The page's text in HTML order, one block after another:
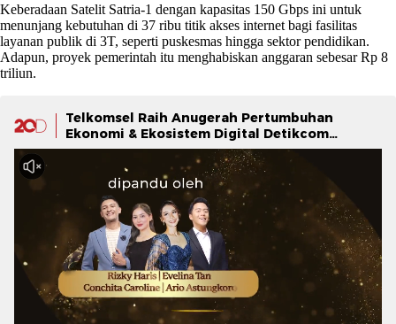
Keberadaan Satelit Satria-1 dengan kapasitas 150 Gbps ini untuk
menunjang kebutuhan di 37 ribu titik akses internet bagi fasilitas
layanan publik di 3T, seperti puskesmas hingga sektor pendidikan.
Adapun, proyek pemerintah itu menghabiskan anggaran sebesar Rp 8
triliun.
Telkomsel Raih Anugerah Pertumbuhan
Ekonomi & Ekosistem Digital Detikcom
Awards 2025